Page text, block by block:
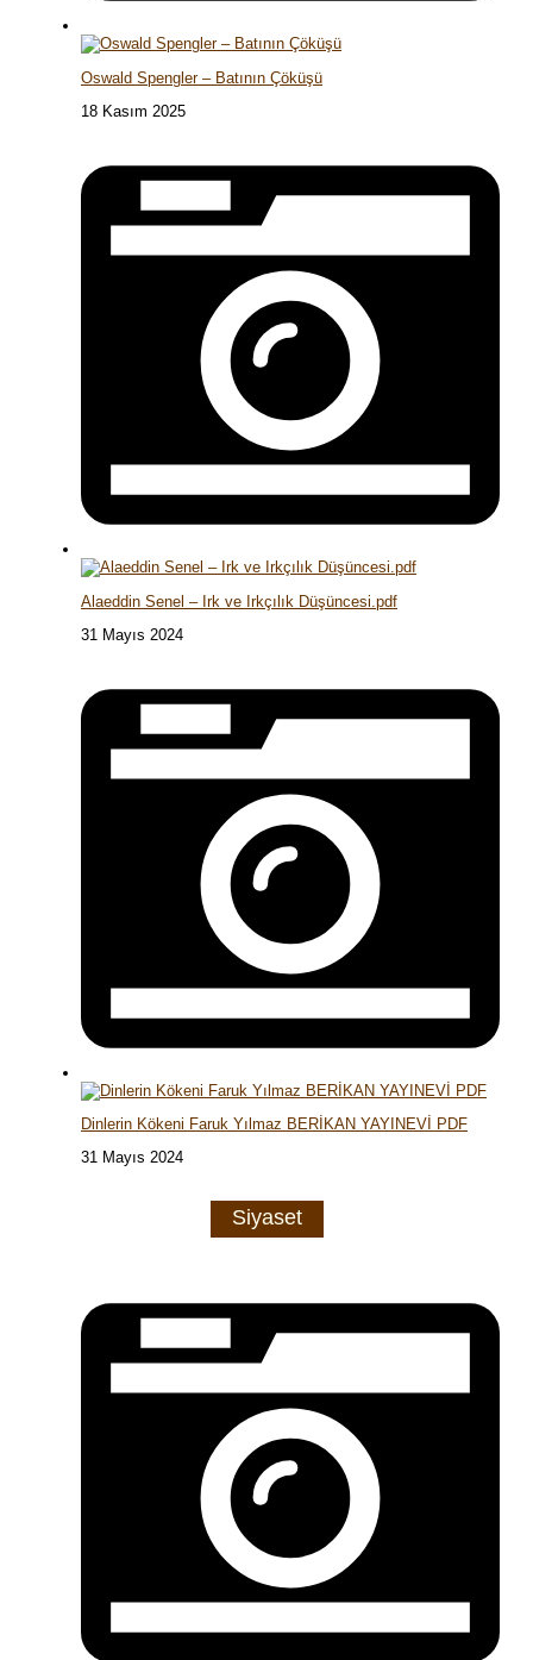
Oswald Spengler – Batının Çöküşü
18 Kasım 2025
Alaeddin Senel – Irk ve Irkçılık Düşüncesi.pdf
31 Mayıs 2024
Dinlerin Kökeni Faruk Yılmaz BERİKAN YAYINEVİ PDF
31 Mayıs 2024
Siyaset